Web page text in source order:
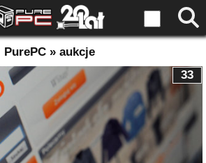
PurePC » aukcje
33